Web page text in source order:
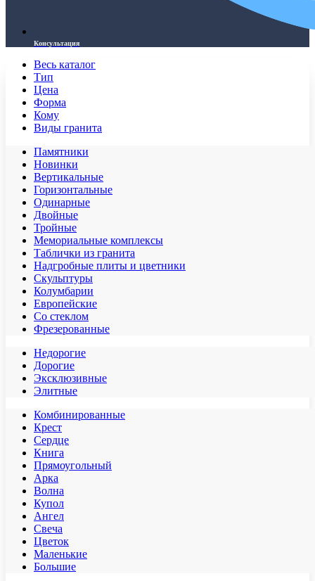
Консультация
Весь каталог
Тип
Цена
Форма
Кому
Виды гранита
Памятники
Новинки
Вертикальные
Горизонтальные
Одинарные
Двойные
Тройные
Мемориальные комплексы
Таблички из гранита
Надгробные плиты и цветники
Скульптуры
Колумбарии
Европейские
Со стеклом
Фрезерованные
Недорогие
Дорогие
Эксклюзивные
Элитные
Комбинированные
Крест
Сердце
Книга
Прямоугольный
Арка
Волна
Купол
Ангел
Свеча
Цветок
Маленькие
Большие